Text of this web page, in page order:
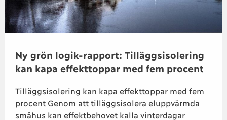
Ny grön logik-rapport: Tilläggsisolering
kan kapa effekttoppar med fem procent
Tilläggsisolering kan kapa effekttoppar med fem
procent Genom att tilläggsisolera eluppvärmda
småhus kan effektbehovet kalla vinterdagar